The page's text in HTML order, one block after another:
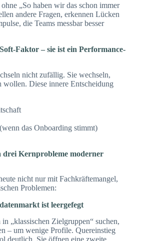
„So haben wir das schon immer
andere Fragen, erkennen Lücken
die Teams messbar besser
Faktor – sie ist ein Performance-
nicht zufällig. Sie wechseln,
wollen. Diese innere Entscheidung
das Onboarding stimmt)
drei Kernprobleme moderner
nicht nur mit Fachkräftemangel,
Problemen:
ist leergefegt
„klassischen Zielgruppen“ suchen,
– um wenige Profile. Quereinstieg